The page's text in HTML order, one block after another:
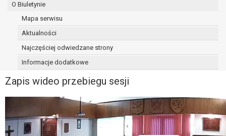
O Biuletynie
Mapa serwisu
Aktualności
Najczęściej odwiedzane strony
Informacje dodatkowe
Zapis wideo przebiegu sesji